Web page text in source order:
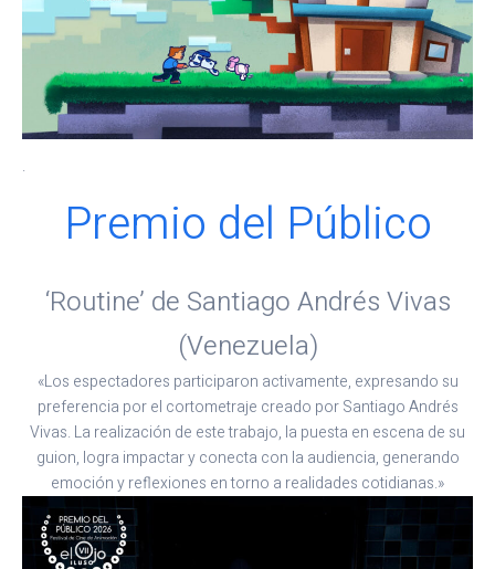
.
Premio del Público
‘Routine’ de Santiago Andrés Vivas
(Venezuela)
«Los espectadores participaron activamente, expresando su
preferencia por el cortometraje creado por Santiago Andrés
Vivas. La realización de este trabajo, la puesta en escena de su
guion, logra impactar y conecta con la audiencia, generando
emoción y reflexiones en torno a realidades cotidianas.»